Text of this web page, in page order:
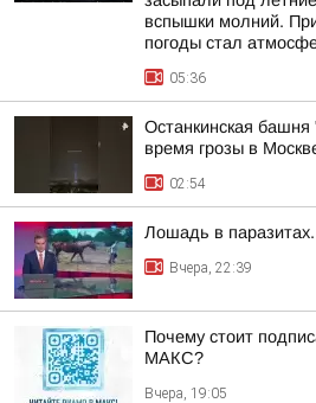
вспышки молний.
погоды стал
05:36
Останкинская
время грозы в
02:54
Лошадь в
Вчера, 22:39
Почему стоит
МАКС?
Вчера, 19:05